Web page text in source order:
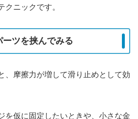
クニックです。
ツを挟んでみる
、摩擦力が増して滑り止めとして効
を仮に固定したいときや、小さな金